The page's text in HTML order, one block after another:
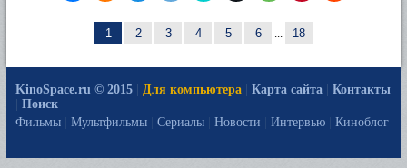
1 2 3 4 5 6 ... 18
KinoSpace.ru © 2015 Для компьютера Карта сайта
Контакты
Поиск
Фильмы
Мультфильмы Сериалы Новости Интервью Киноблог